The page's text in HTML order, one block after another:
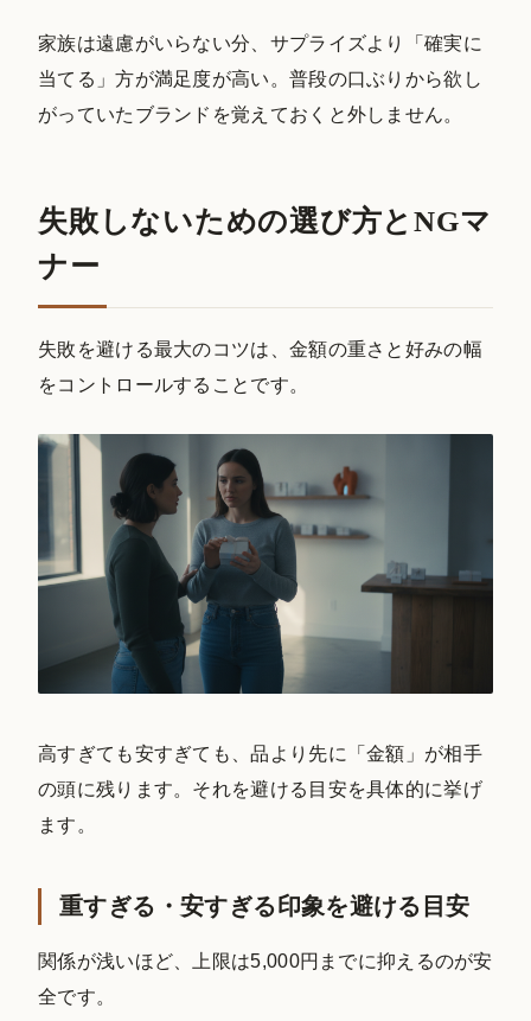
家族は遠慮がいらない分、サプライズより「確実に
当てる」方が満足度が高い。普段の口ぶりから欲し
がっていたブランドを覚えておくと外しません。
失敗しないための選び方とNGマ
ナー
失敗を避ける最大のコツは、金額の重さと好みの幅
をコントロールすることです。
高すぎても安すぎても、品より先に「金額」が相手
の頭に残ります。それを避ける目安を具体的に挙げ
ます。
重すぎる・安すぎる印象を避ける目安
関係が浅いほど、上限は5,000円までに抑えるのが安
全です。